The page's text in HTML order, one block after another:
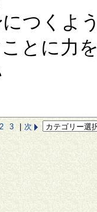
つくよ
とに力
2 3 次